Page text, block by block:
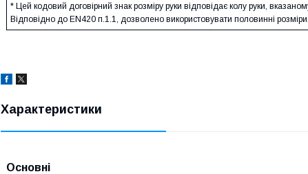
* Цей кодовий договірний знак розміру руки відповідає колу руки,
Відповідно до EN420 п.1.1, дозволено використовувати половинні
Характеристики
Основні